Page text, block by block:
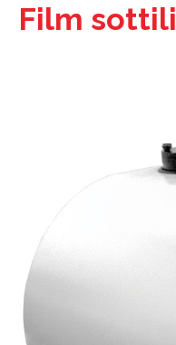
Film sottili